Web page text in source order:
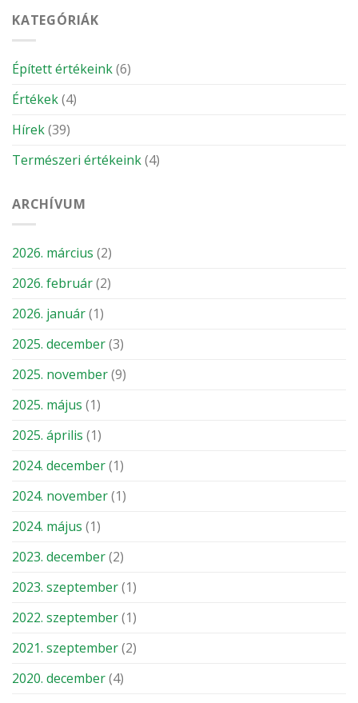
KATEGÓRIÁK
Épített értékeink(6)
Értékek(4)
Hírek(39)
Természeri értékeink(4)
ARCHÍVUM
2026. március (2)
2026. február(2)
2026. január(1)
2025. december(3)
2025. november(9)
2025. május (1)
2025. április (1)
2024. december(1)
2024. november(1)
2024. május (1)
2023. december(2)
2023. szeptember(1)
2022. szeptember(1)
2021. szeptember(2)
2020. december(4)